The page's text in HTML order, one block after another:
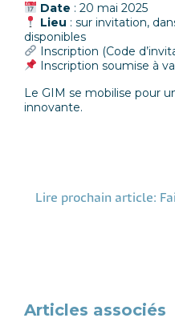
Date : 20 mai 2025
Lieu : sur invitation,
disponibles
Inscription (Code
Inscription soumise à
Le GIM se mobilise pour
innovante.
Lire prochain article:
Articles associés